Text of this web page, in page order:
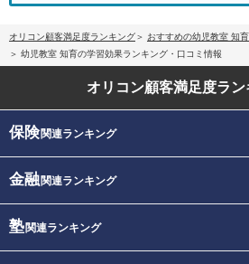
オリコン顧客満足度ランキング おすすめの幼児教室 知
幼児教室 知育の学習効果ランキング・口コミ情報
オリコン顧客満足度ラン
保険関連ランキング
金融関連ランキング
塾関連ランキング